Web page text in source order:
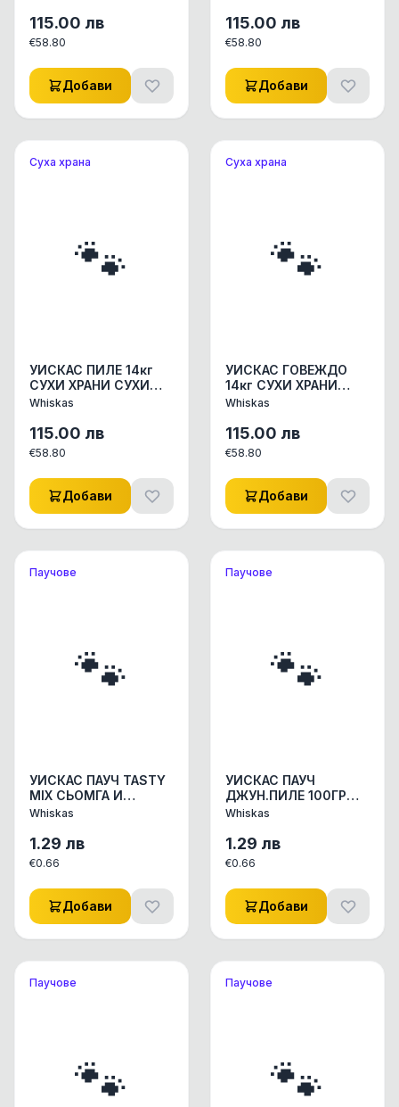
115.00 лв
€58.80
Добави
115.00 лв
€58.80
Добави
Суха храна
🐾
УИСКАС ПИЛЕ 14кг
СУХИ ХРАНИ СУХИ
ХРАНИ ЗА КОТКИ 1бр
Whiskas
115.00 лв
€58.80
Добави
Суха храна
🐾
УИСКАС ГОВЕЖДО
14кг СУХИ ХРАНИ
СУХИ ХРАНИ ЗА
Whiskas
115.00 лв
€58.80
Добави
Паучове
🐾
УИСКАС ПАУЧ TASTY
MIX СЬОМГА И
МОРКОВ 85ГР
ЗА КОТКИ 1бр
Whiskas
1.29 лв
€0.66
Добави
Паучове
🐾
УИСКАС ПАУЧ
ДЖУН.ПИЛЕ 100ГР
КОНСЕРВИ КОНСЕРВИ
Whiskas
1.29 лв
€0.66
Добави
Паучове
🐾
Паучове
🐾